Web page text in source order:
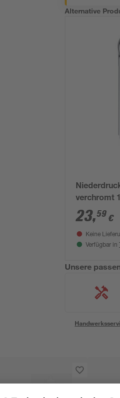
Alternative
verchromt
23,59 €
Keine
Verfügbar in
Unsere